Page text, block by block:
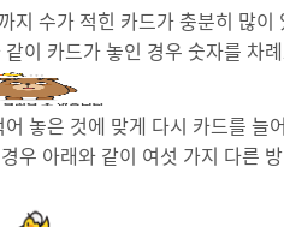
까지 수가 적힌 카드가 충분히 많
같이 카드가 놓인 경우 숫자를 차
어 놓은 것에 맞게 다시 카드를 늘
우 아래와 같이 여섯 가지 다른